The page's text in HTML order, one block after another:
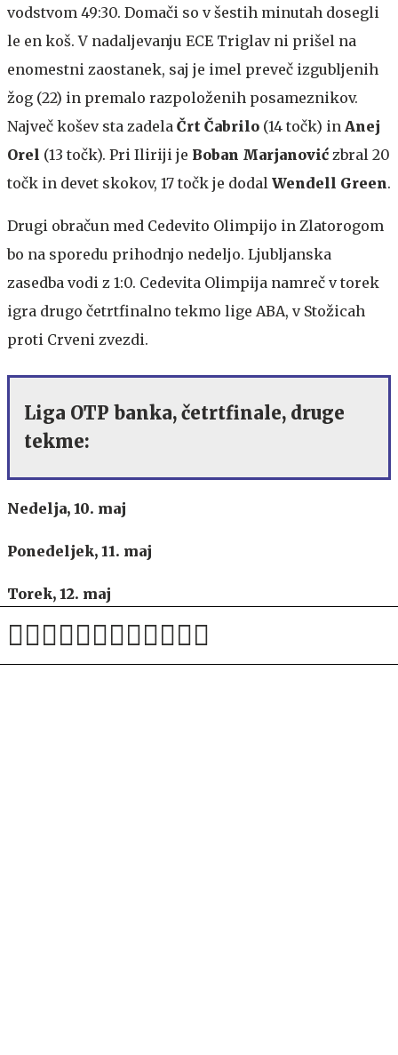
vodstvom 49:30. Domači so v šestih minutah dosegli
le en koš. V nadaljevanju ECE Triglav ni prišel na
enomestni zaostanek, saj je imel preveč izgubljenih
žog (22) in premalo razpoloženih posameznikov.
Največ košev sta zadela Črt Čabrilo (14 točk) in Anej
Orel (13 točk). Pri Iliriji je Boban Marjanović zbral 20
točk in devet skokov, 17 točk je dodal Wendell Green.
Drugi obračun med Cedevito Olimpijo in Zlatorogom
bo na sporedu prihodnjo nedeljo. Ljubljanska
zasedba vodi z 1:0. Cedevita Olimpija namreč v torek
igra drugo četrtfinalno tekmo lige ABA, v Stožicah
proti Crveni zvezdi.
Liga OTP banka, četrtfinale, druge
tekme:
Nedelja, 10. maj
Ponedeljek, 11. maj
Torek, 12. maj